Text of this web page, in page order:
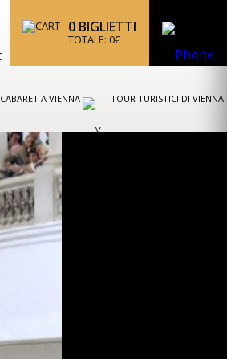
0 BIGLIETTI
TOTALE: 0€
CABARET A VIENNA TOUR TURISTICI DI VIENNA